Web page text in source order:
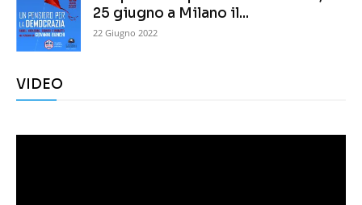
25 giugno a Milano il...
22 Giugno 2022
VIDEO